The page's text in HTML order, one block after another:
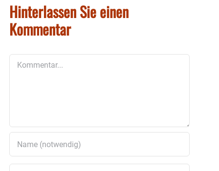
Hinterlassen Sie einen
Kommentar